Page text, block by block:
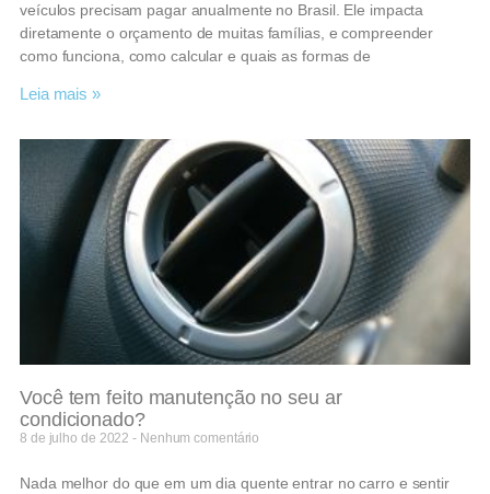
veículos precisam pagar anualmente no Brasil. Ele impacta
diretamente o orçamento de muitas famílias, e compreender
como funciona, como calcular e quais as formas de
Leia mais »
Você tem feito manutenção no seu ar
condicionado?
8 de julho de 2022 Nenhum comentário
Nada melhor do que em um dia quente entrar no carro e sentir